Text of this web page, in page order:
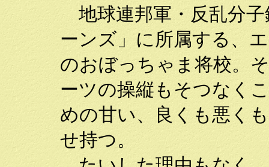
地球連邦軍・反乱分子
ーンズ」に所属する、
のおぼっちゃま将校。
ーツの操縦もそつなく
めの甘い、良くも悪く
せ持つ。